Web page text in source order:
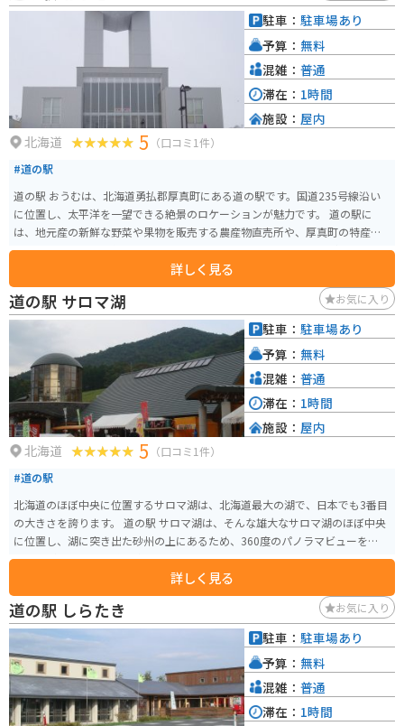
ら、潮風を感じてみてください。
北海道 5 （口コミ1件）
#道の駅
道の駅 おうむは、北海道勇払郡厚真町にある道の駅です。国道235号線沿い
に位置し、太平洋を一望できる絶景のロケーションが魅力です。 道の駅に
は、地元産の新鮮な野菜や果物を販売する農産物直売所や、厚真町の特産品
であるハスカップを使ったスイーツや加工品を販売するショップがありま
ます。おすすめは、厚真町産の豚肉を使ったポークソテーや、ハスカップを
使ったソフトクリームです。 バイクで訪れる場合、駐車場は広く、休憩スペ
ースもあるので、ツーリングの休憩スポットとしても最適です。太平洋を一
望できる展望台は、絶好の写真スポットとなっています。 道の駅 おうむは、
厚真町の魅力を満喫できる道の駅です。
詳しく見る
駐車： 駐車場あり
予算： 無料
混雑： 普通
滞在： 1時間
施設： 屋内
道の駅 サロマ湖 お気に入り
北海道 5 （口コミ1件）
#道の駅
北海道のほぼ中央に位置するサロマ湖は、北海道最大の湖で、日本でも3番目
の大きさを誇ります。 道の駅 サロマ湖は、そんな雄大なサロマ湖のほぼ中央
に位置し、湖に突き出た砂州の上にあるため、360度のパノラマビューを楽し
むことができます。 施設内にはサロマ湖の特産品を販売する売店やレストラ
ンがあり、サロマ湖産の新鮮なホタテやカキなどの魚介類を味わうことがで
きます。 また、道の駅には展望台もあり、サロマ湖を一望できます。 特に、
夕暮れ時には、空と湖が赤く染まる絶景を見ることができ、多くの観光客が
訪れます。 バイクで訪れる場合、道の駅には広い駐車場が完備されているの
で安心です。 サロマ湖周辺は、信号が少なく、まっすぐな道が続くので、ツ
ーリングにも最適なエリアです。 道の駅 サロマ湖は、雄大な自然と新鮮な海
の幸を満喫できる、北海道を代表する道の駅の一つです。
詳しく見る
駐車： 駐車場あり
予算： 無料
混雑： 普通
滞在： 1時間
施設： 屋内
道の駅 しらたき お気に入り
駐車： 駐車場あり
予算： 無料
混雑： 普通
滞在： 1時間